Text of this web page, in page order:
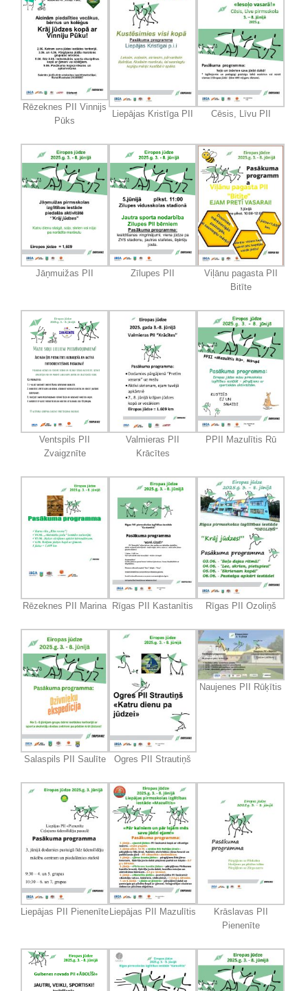
Rēzeknes PII Vinnijs
Pūks
Liepājas Kristīga PII Cēsis, Līvu PII
Jāņmuižas PII Zīlupes PII
Viļānu pagasta PII
Bitīte
Ventspils PII
Zvaigznīte
Valmieras PII
Krācītes
PPII Mazulītis Rū
Rēzeknes PII Marina Rīgas PII Kastanītis Rīgas PII Ozoliņš
Salaspils PII Saulīte Ogres PII Strautiņš
Naujenes PII Rūķītis
Liepājas PII PienenīteLiepājas PII Mazulītis
Krāslavas PII
Pienenīte